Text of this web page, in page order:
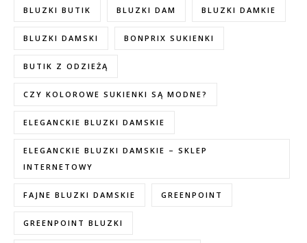
BLUZKI BUTIK BLUZKI DAM BLUZKI DAMKIE
BLUZKI DAMSKI BONPRIX SUKIENKI
BUTIK Z ODZIEŻĄ
CZY KOLOROWE SUKIENKI SĄ MODNE?
ELEGANCKIE BLUZKI DAMSKIE
ELEGANCKIE BLUZKI DAMSKIE – SKLEP
INTERNETOWY
FAJNE BLUZKI DAMSKIE GREENPOINT
GREENPOINT BLUZKI